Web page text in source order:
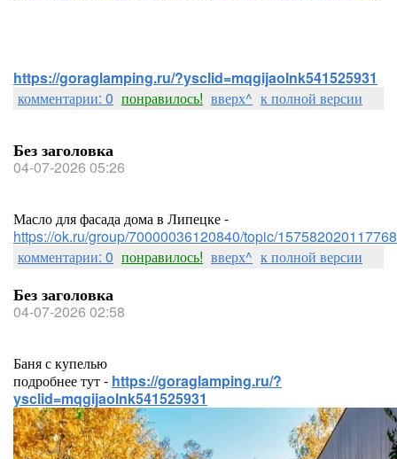
https://goraglamping.ru/?ysclid=mqgijaolnk541525931
комментарии: 0 понравилось! вверх^ к полной версии
Без заголовка
04-07-2026 05:26
Масло для фасада дома в Липецке -
https://ok.ru/group/70000036120840/topic/157582020117768
комментарии: 0 понравилось! вверх^ к полной версии
Без заголовка
04-07-2026 02:58
Баня с купелью
подробнее тут - https://goraglamping.ru/?
ysclid=mqgijaolnk541525931